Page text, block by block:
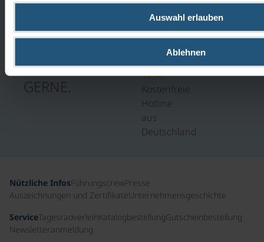
Auswahl erlauben
Ablehnen
HELFEN
IHNEN
GERNE.
FR 9-
17
UHR
11 47
Kostenfreie
Hotline
aus
Deutschland
Nützliche InfosFührungscrewPresse
Auszeichnungen und ZertifikateUnternehmensgeschichte
ServiceTagesradverleihKatalogbestellungGutscheinbestellung
Newsletteranmeldung